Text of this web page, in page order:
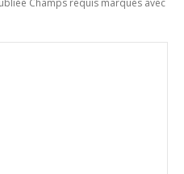
Champs requis marqués avec